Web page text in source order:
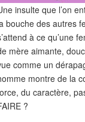
insulte que l’on
bouche des autres
à ce qu’une
mère aimante,
comme un
montre de la
du caractère,
?